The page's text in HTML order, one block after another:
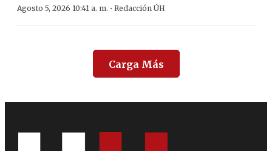
Agosto 5, 2026 10:41 a. m. · Redacción ÚH
Carga Más